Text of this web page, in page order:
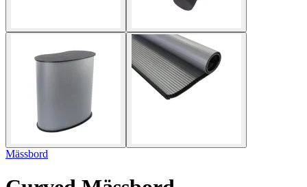
Mässbord